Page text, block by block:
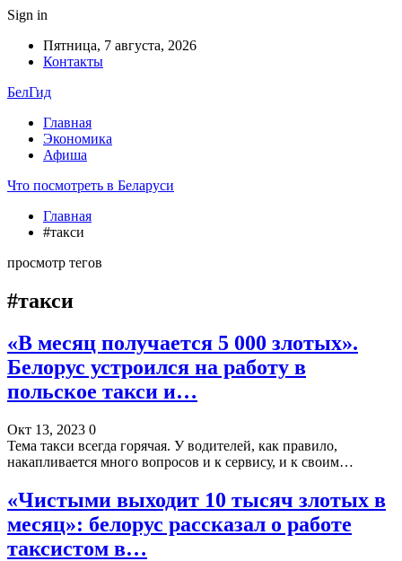
Sign in
Пятница, 7 августа, 2026
Контакты
БелГид
Главная
Экономика
Афиша
Что посмотреть в Беларуси
Главная
#такси
просмотр тегов
#такси
«В месяц получается 5 000 злотых».
Белорус устроился на работу в
польское такси и…
Окт 13, 2023 0
Тема такси всегда горячая. У водителей, как правило,
накапливается много вопросов и к сервису, и к своим…
«Чистыми выходит 10 тысяч злотых в
месяц»: белорус рассказал о работе
таксистом в…